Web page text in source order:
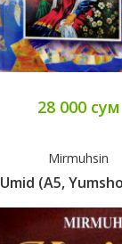
28 000 сум
Mirmuhsin
Umid (А5,